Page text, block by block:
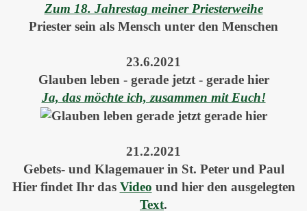
Zum 18. Jahrestag meiner Priesterweihe
Priester sein als Mensch unter den Menschen
23.6.2021
Glauben leben - gerade jetzt - gerade hier
Ja, das möchte ich, zusammen mit Euch!
21.2.2021
Gebets- und Klagemauer in St. Peter und Paul
Hier findet Ihr das Video und hier den ausgelegten
Text.